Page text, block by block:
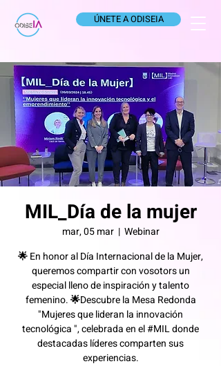
ÚNETE A ODISEIA
MIL_Día de la mujer
mar, 05 mar
  |
Webinar
🌟 En honor al Día Internacional de la Mujer,
queremos compartir con vosotors un
especial lleno de inspiración y talento
femenino. 🌟Descubre la Mesa Redonda
"Mujeres que lideran la innovación
tecnológica ", celebrada en el #MIL donde
destacadas líderes comparten sus
experiencias.